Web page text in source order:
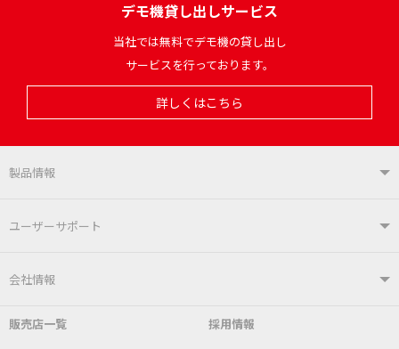
デモ機貸し出しサービス
当社では無料でデモ機の貸し出し
サービスを行っております。
詳しくはこちら
製品情報
製品情報TOP
はんだ付けシステム
こて先 自動はんだ送り装置
ユーザーサポート
ユーザーサポートTOP
よくあるご質問 デモ機貸し出しサービス
会社情報
会社概要 社長あいさつ
販売店一覧 採用情報